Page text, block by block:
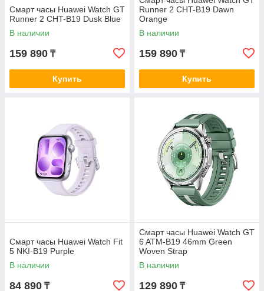
Смарт часы Huawei Watch GT
Runner 2 CHT-B19 Dusk Blue
В наличии
159 890 ₸
Купить
Runner 2 CHT-B19 Dawn
Orange
В наличии
159 890 ₸
Купить
Смарт часы Huawei Watch Fit
5 NKI-B19 Purple
В наличии
84 890 ₸
Смарт часы Huawei Watch GT
6 ATM-B19 46mm Green
Woven Strap
В наличии
129 890 ₸